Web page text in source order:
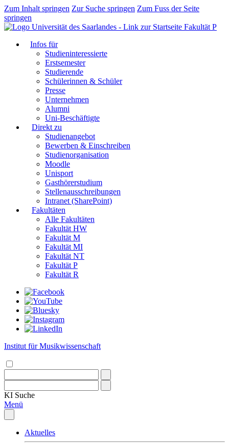
Zum Inhalt springen Zur Suche springen Zum Fuss der Seite
springen
Fakultät P
Infos für
Studieninteressierte
Erstsemester
Studierende
Schülerinnen & Schüler
Presse
Unternehmen
Alumni
Uni-Beschäftigte
Direkt zu
Studienangebot
Bewerben & Einschreiben
Studienorganisation
Moodle
Unisport
Gasthörerstudium
Stellenausschreibungen
Intranet (SharePoint)
Fakultäten
Alle Fakultäten
Fakultät HW
Fakultät M
Fakultät MI
Fakultät NT
Fakultät P
Fakultät R
Institut für Musikwissenschaft
KI Suche
Menü
Aktuelles